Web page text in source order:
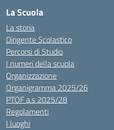
La Scuola
La storia
Dirigente Scolastico
Percorsi di Studio
I numeri della scuola
Organizzazione
Organigramma 2025/26
PTOF a.s 2025/28
Regolamenti
I luoghi